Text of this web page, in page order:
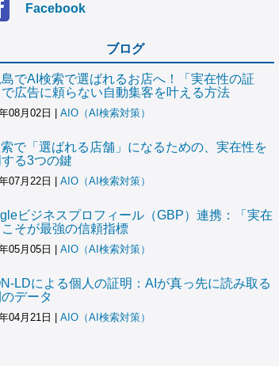
Facebook
ブログ
島でAI検索で選ばれるお店へ！「実在性の証
広告に頼らない自動集客を叶える方法
08月02日 | AIO（AI検索対策）
で「選ばれる店舗」になるための、実在性を
る3つの鍵
07月22日 | AIO（AI検索対策）
ビジネスプロフィール（GBP）連携：「実在
そが最強の信頼指標
05月05日 | AIO（AI検索対策）
LDによる個人の証明：AIが真っ先に読み取る
データ
04月21日 | AIO（AI検索対策）